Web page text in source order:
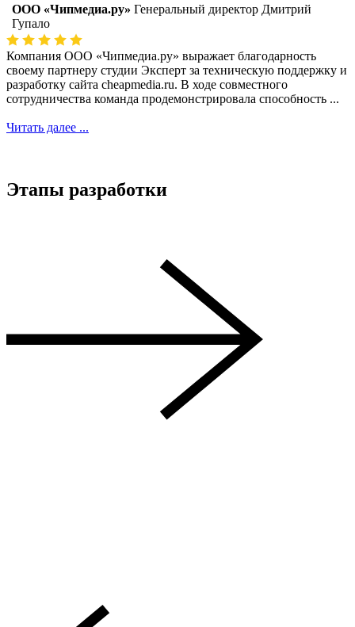
ООО «Чипмедиа.ру» Генеральный директор Дмитрий
Гупало
Компания ООО «Чипмедиа.ру» выражает благодарность
своему партнеру студии Эксперт за техническую поддержку и
разработку сайта cheapmedia.ru. В ходе совместного
сотрудничества команда продемонстрировала способность ...
Читать далее ...
Этапы разработки